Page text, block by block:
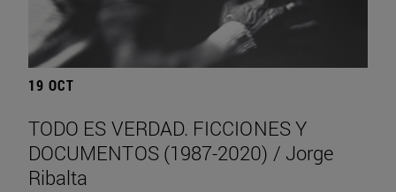
19 OCT
TODO ES VERDAD. FICCIONES Y
DOCUMENTOS (1987-2020) / Jorge
Ribalta